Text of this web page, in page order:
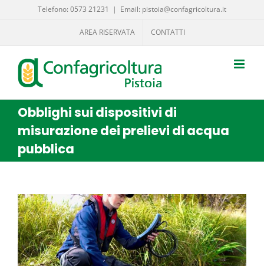
Telefono: 0573 21231 | Email: pistoia@confagricoltura.it
AREA RISERVATA CONTATTI
Obblighi sui dispositivi di
misurazione dei prelievi di acqua
pubblica
Ingrandisci
immagine